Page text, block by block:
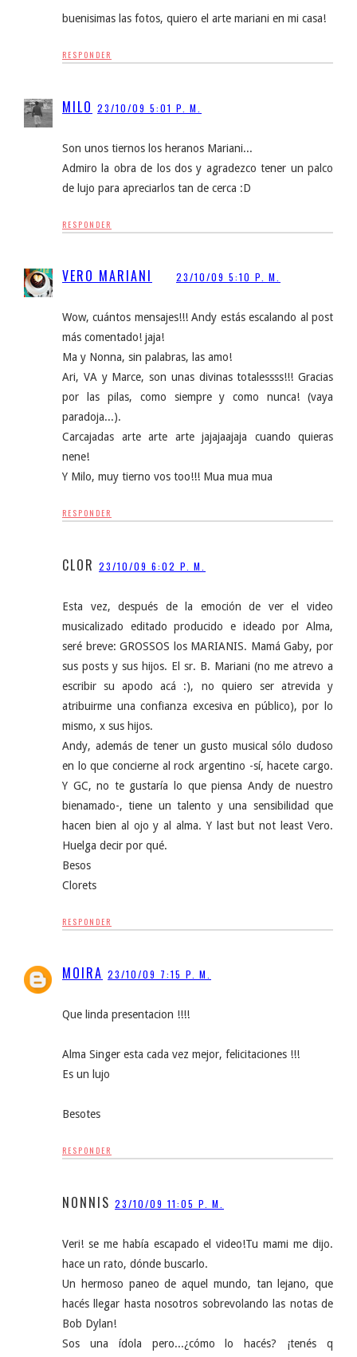
buenisimas las fotos, quiero el arte mariani en mi casa!
RESPONDER
MILO 23/10/09 5:01 P. M.
Son unos tiernos los heranos Mariani...
Admiro la obra de los dos y agradezco tener un palco
de lujo para apreciarlos tan de cerca :D
RESPONDER
VERO MARIANI 23/10/09 5:10 P. M.
Wow, cuántos mensajes!!! Andy estás escalando al post
más comentado! jaja!
Ma y Nonna, sin palabras, las amo!
Ari, VA y Marce, son unas divinas totalessss!!! Gracias
por las pilas, como siempre y como nunca! (vaya
paradoja...).
Carcajadas arte arte arte jajajaajaja cuando quieras
nene!
Y Milo, muy tierno vos too!!! Mua mua mua
RESPONDER
CLOR 23/10/09 6:02 P. M.
Esta vez, después de la emoción de ver el video
musicalizado editado producido e ideado por Alma,
seré breve: GROSSOS los MARIANIS. Mamá Gaby, por
sus posts y sus hijos. El sr. B. Mariani (no me atrevo a
escribir su apodo acá :), no quiero ser atrevida y
atribuirme una confianza excesiva en público), por lo
mismo, x sus hijos.
Andy, además de tener un gusto musical sólo dudoso
en lo que concierne al rock argentino -sí, hacete cargo.
Y GC, no te gustaría lo que piensa Andy de nuestro
bienamado-, tiene un talento y una sensibilidad que
hacen bien al ojo y al alma. Y last but not least Vero.
Huelga decir por qué.
Besos
Clorets
RESPONDER
MOIRA 23/10/09 7:15 P. M.
Que linda presentacion !!!!
Alma Singer esta cada vez mejor, felicitaciones !!!
Es un lujo
Besotes
RESPONDER
NONNIS 23/10/09 11:05 P. M.
Veri! se me había escapado el video!Tu mami me dijo.
hace un rato, dónde buscarlo.
Un hermoso paneo de aquel mundo, tan lejano, que
hacés llegar hasta nosotros sobrevolando las notas de
Bob Dylan!
Sos una ídola pero...¿cómo lo hacés? ¡tenés q